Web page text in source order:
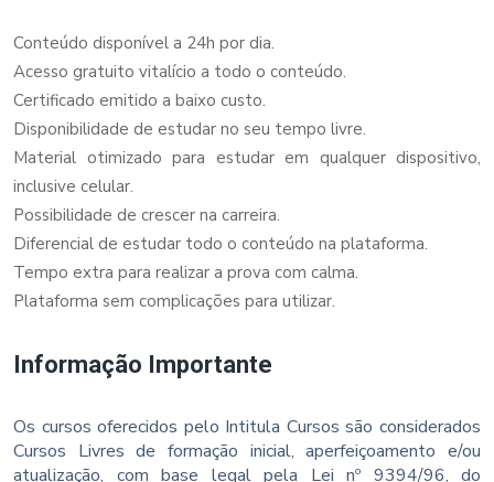
Conteúdo disponível a 24h por dia.
Acesso gratuito vitalício a todo o conteúdo.
Certificado emitido a baixo custo.
Disponibilidade de estudar no seu tempo livre.
Material otimizado para estudar em qualquer dispositivo,
inclusive celular.
Possibilidade de crescer na carreira.
Diferencial de estudar todo o conteúdo na plataforma.
Tempo extra para realizar a prova com calma.
Plataforma sem complicações para utilizar.
Informação Importante
Os cursos oferecidos pelo Intitula Cursos são considerados
Cursos Livres de formação inicial, aperfeiçoamento e/ou
atualização, com base legal pela Lei nº 9394/96, do